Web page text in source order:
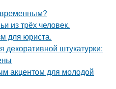
из трёх человек.
для юриста.
декоративной штукатурки:
акцентом для молодой